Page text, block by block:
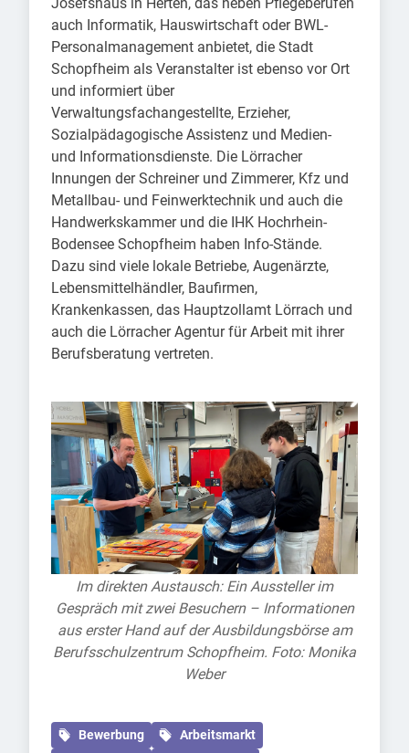
auch Informatik, Hauswirtschaft oder BWL-
Personalmanagement anbietet, die Stadt
Schopfheim als Veranstalter ist ebenso vor Ort
und informiert über
Verwaltungsfachangestellte, Erzieher,
Sozialpädagogische Assistenz und Medien-
und Informationsdienste. Die Lörracher
Innungen der Schreiner und Zimmerer, Kfz und
Metallbau- und Feinwerktechnik und auch die
Handwerkskammer und die IHK Hochrhein-
Bodensee Schopfheim haben Info-Stände.
Dazu sind viele lokale Betriebe, Augenärzte,
Lebensmittelhändler, Baufirmen,
Krankenkassen, das Hauptzollamt Lörrach und
auch die Lörracher Agentur für Arbeit mit ihrer
Berufsberatung vertreten.
Im direkten Austausch: Ein Aussteller im
Gespräch mit zwei Besuchern – Informationen
aus erster Hand auf der Ausbildungsbörse am
Berufsschulzentrum Schopfheim. Foto: Monika
Weber
Bewerbung
Arbeitsmarkt